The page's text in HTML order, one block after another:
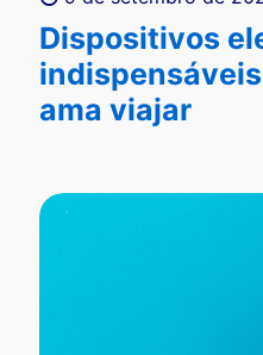
Dispositivos
ama viajar